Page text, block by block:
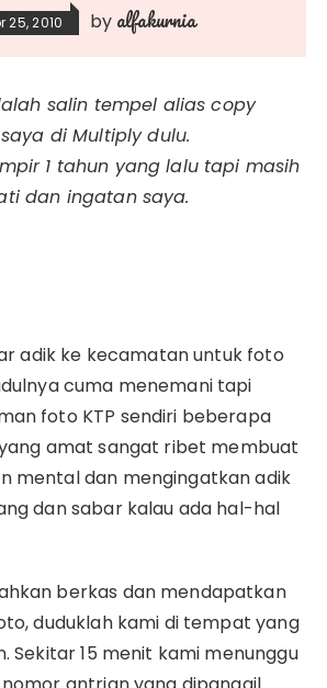
25, 2010 by alfakurnia
salin tempel alias copy
di Multiply dulu.
1 tahun yang lalu tapi masih
dan ingatan saya.
adik ke kecamatan untuk foto
cuma menemani tapi
foto KTP sendiri beberapa
amat sangat ribet membuat
mental dan mengingatkan adik
dan sabar kalau ada hal-hal
berkas dan mendapatkan
duduklah kami di tempat yang
Sekitar 15 menit kami menunggu